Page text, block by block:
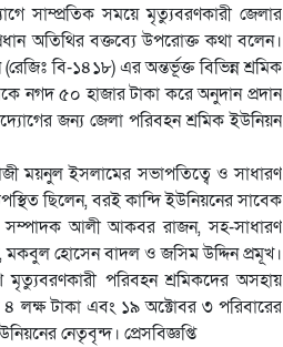
সাম্প্রতিক সময়ে মৃত্যুবরণকারী জেলার
অতিথির বক্তব্যে উপরোক্ত কথা বলেন।
বি-১৪১৮) এর অন্তর্ভূক্ত বিভিন্ন শ্রমিক
নগদ ৫০ হাজার টাকা করে অনুদান প্রদান
জন্য জেলা পরিবহন শ্রমিক ইউনিয়ন
ময়নুল ইসলামের সভাপতিত্বে ও সাধারণ
ছিলেন, বরই কান্দি ইউনিয়নের সাবেক
সম্পাদক আলী আকবর রাজন, সহ-সাধারণ
মকবুল হোসেন বাদল ও জসিম উদ্দিন প্রমূখ।
মৃত্যুবরণকারী পরিবহন শ্রমিকদের অসহায়
লক্ষ টাকা এবং ১৯ অক্টোবর ৩ পরিবারের
নেতৃবৃন্দ। প্রেসবিজ্ঞপ্তি